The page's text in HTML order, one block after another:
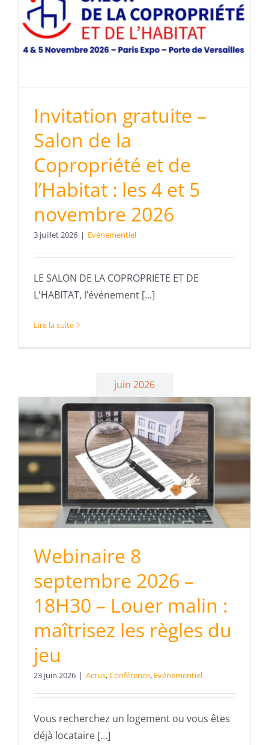
Invitation gratuite –
Salon de la
Copropriété et de
l’Habitat : les 4 et 5
novembre 2026
3 juillet 2026 | Evénementiel
LE SALON DE LA COPROPRIETE ET DE
L'HABITAT, l’événement [...]
Lire la suite
juin 2026
Webinaire 8
septembre 2026 –
18H30 – Louer malin :
maîtrisez les règles du
jeu
23 juin 2026 | Actus,Conférence, Evénementiel
Vous recherchez un logement ou vous êtes
déjà locataire [...]